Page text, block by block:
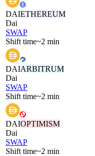
DAIETHEREUM
Dai
SWAP
Shift time~2 min
DAIARBITRUM
Dai
SWAP
Shift time~2 min
DAIOPTIMISM
Dai
SWAP
Shift time~2 min